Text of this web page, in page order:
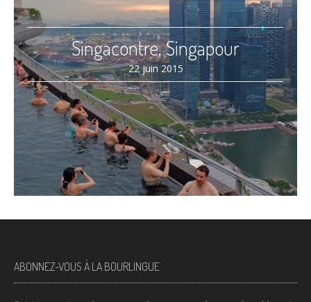
Singacontre, Singapour
22 juin 2015
ABONNEZ-VOUS À LA BOURLINGUE